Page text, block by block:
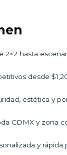
2×2 hasta
desde
estética y
CDMX y zona
y rápida